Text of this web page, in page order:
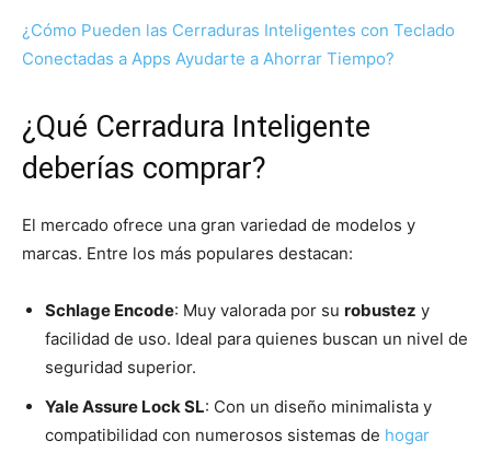
¿Cómo Pueden las Cerraduras Inteligentes con Teclado
Conectadas a Apps Ayudarte a Ahorrar Tiempo?
¿Qué Cerradura Inteligente
deberías comprar?
El mercado ofrece una gran variedad de modelos y
marcas. Entre los más populares destacan:
Schlage Encode: Muy valorada por su robustez y
facilidad de uso. Ideal para quienes buscan un nivel de
seguridad superior.
Yale Assure Lock SL: Con un diseño minimalista y
compatibilidad con numerosos sistemas de hogar